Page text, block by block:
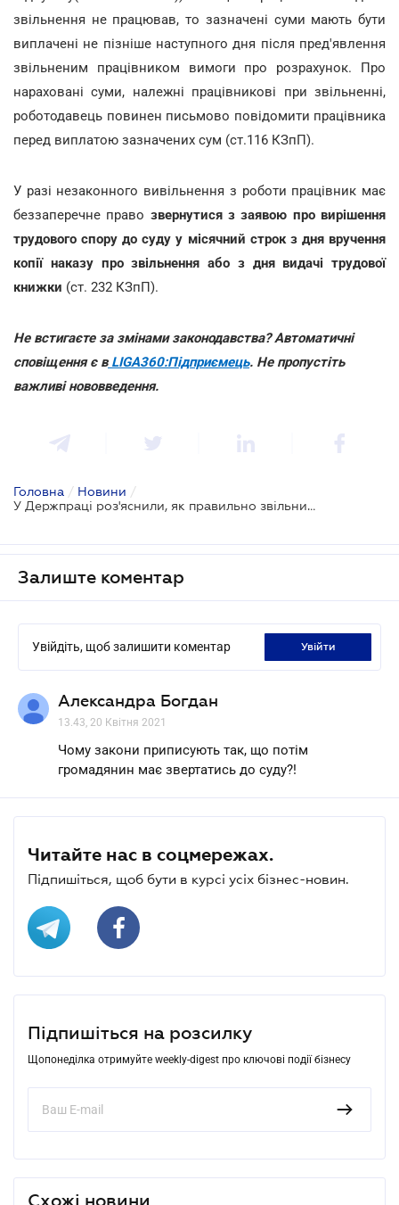
звільнення не працював, то зазначені суми мають бути
виплачені не пізніше наступного дня після пред'явлення
звільненим працівником вимоги про розрахунок. Про
нараховані суми, належні працівникові при звільненні,
роботодавець повинен письмово повідомити працівника
перед виплатою зазначених сум (ст.116 КЗпП).
У разі незаконного вивільнення з роботи працівник має
беззаперечне право звернутися з заявою про вирішення
трудового спору до суду у місячний строк з дня вручення
копії наказу про звільнення або з дня видачі трудової
книжки (ст. 232 КЗпП).
Не встигаєте за змінами законодавства? Автоматичні
сповіщення є вLIGA360:Підприємець. Не пропустіть
важливі нововведення.
Головна / Новини /
У Держпраці роз'яснили, як правильно звільнити працівників
Залиште коментар
Увійдіть, щоб залишити коментар увійти
Александра Богдан
13.43, 20 Квітня 2021
Чому закони приписують так, що потім
громадянин має звертатись до суду?!
Читайте нас в соцмережах.
Підпишіться, щоб бути в курсі усіх бізнес-новин.
Підпишіться на розсилку
Щопонеділка отримуйте weekly-digest про ключові події бізнесу
Схожі новини